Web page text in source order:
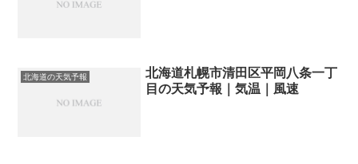
北海道の天気予報
北海道札幌市清田区平岡八条一丁
目の天気予報｜気温｜風速